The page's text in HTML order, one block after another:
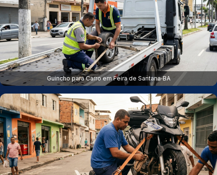
Guincho para Carro em Feira de Santana‑BA